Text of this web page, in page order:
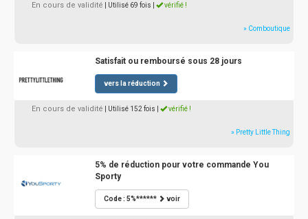
En cours de validité | Utilisé 69 fois vérifié !
» Comboutique
Satisfait ou remboursé sous 28 jours
vers la réduction
En cours de validité | Utilisé 152 fois vérifié !
» Pretty Little Thing
5% de réduction pour votre commande You
Sporty
Code : 5%****** voir